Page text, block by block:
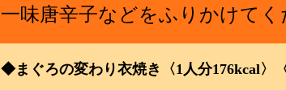
一味唐辛子などをふりかけてく
◆まぐろの変わり衣焼き〈1人分176kcal〉